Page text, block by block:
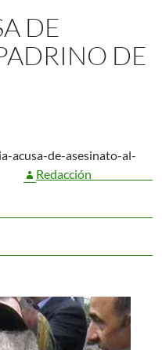
DE
DE
acusa-de-asesinato-al-
Redacción